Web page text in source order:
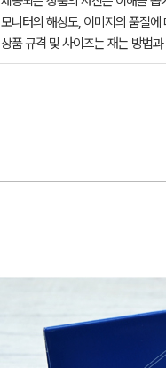
모니터의 해상도, 이미지의 품질
상품 규격 및 사이즈는 재는 방법